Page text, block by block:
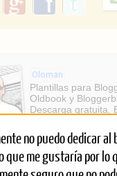
o
l
e
e
b
o
o
k
Oloman
Plantillas para
Oldbook y
Descarga gratuita.
no puedo dedicar al
que me gustaría por lo